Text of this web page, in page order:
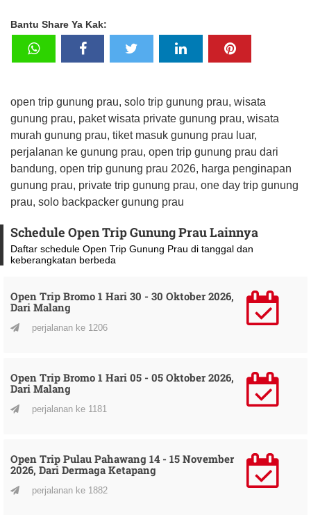
Bantu Share Ya Kak:
open trip gunung prau, solo trip gunung prau, wisata
gunung prau, paket wisata private gunung prau, wisata
murah gunung prau, tiket masuk gunung prau luar,
perjalanan ke gunung prau, open trip gunung prau dari
bandung, open trip gunung prau 2026, harga penginapan
gunung prau, private trip gunung prau, one day trip gunung
prau, solo backpacker gunung prau
Schedule Open Trip Gunung Prau Lainnya
Daftar schedule Open Trip Gunung Prau di tanggal dan
keberangkatan berbeda
Open Trip Bromo 1 Hari 30 - 30 Oktober 2026,
Dari Malang
perjalanan ke 1206
Open Trip Bromo 1 Hari 05 - 05 Oktober 2026,
Dari Malang
perjalanan ke 1181
Open Trip Pulau Pahawang 14 - 15 November
2026, Dari Dermaga Ketapang
perjalanan ke 1882